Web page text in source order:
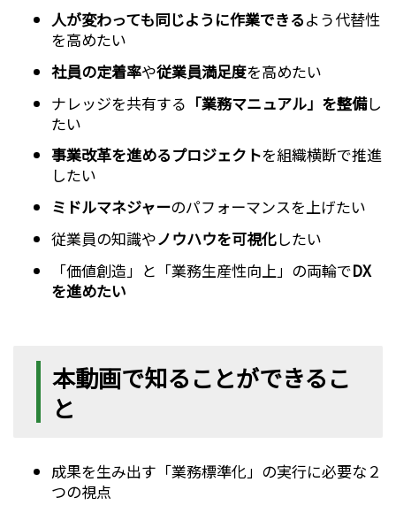
人が変わっても同じように作業できるよう代替性
を高めたい
社員の定着率や従業員満足度を高めたい
ナレッジを共有する 「業務マニュアル」を整備し
たい
事業改革を進めるプロジェクトを組織横断で推進
したい
ミドルマネジャーのパフォーマンスを上げたい
従業員の知識やノウハウを可視化したい
「価値創造」と「業務生産性向上」の両輪でDX
を進めたい
本動画で知ることができるこ
と
成果を生み出す「業務標準化」の実行に必要な２
つの視点